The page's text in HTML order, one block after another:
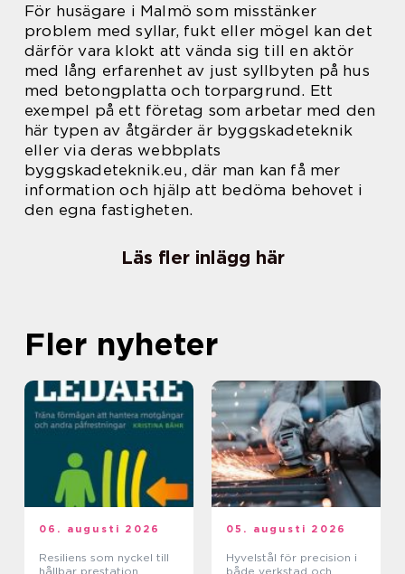
För husägare i Malmö som misstänker
problem med syllar, fukt eller mögel kan det
därför vara klokt att vända sig till en aktör
med lång erfarenhet av just syllbyten på hus
med betongplatta och torpargrund. Ett
exempel på ett företag som arbetar med den
här typen av åtgärder är byggskadeteknik
eller via deras webbplats
byggskadeteknik.eu, där man kan få mer
information och hjälp att bedöma behovet i
den egna fastigheten.
Läs fler inlägg här
Fler nyheter
06. augusti 2026
Resiliens som nyckel till
hållbar prestation
05. augusti 2026
Hyvelstål för precision i
både verkstad och